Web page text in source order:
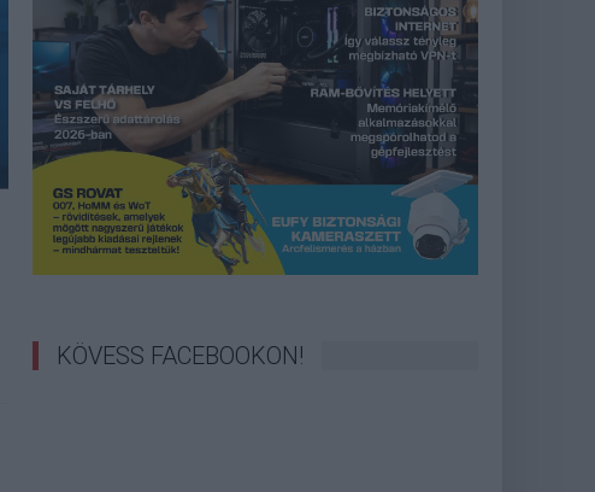
KÖVESS FACEBOOKON!